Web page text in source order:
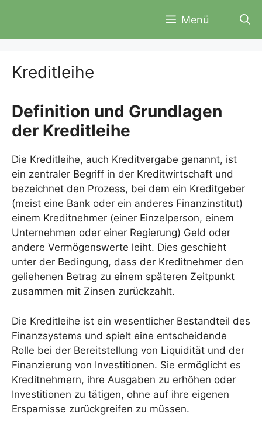
Menü
Kreditleihe
Definition und Grundlagen
der Kreditleihe
Die Kreditleihe, auch Kreditvergabe genannt, ist
ein zentraler Begriff in der Kreditwirtschaft und
bezeichnet den Prozess, bei dem ein Kreditgeber
(meist eine Bank oder ein anderes Finanzinstitut)
einem Kreditnehmer (einer Einzelperson, einem
Unternehmen oder einer Regierung) Geld oder
andere Vermögenswerte leiht. Dies geschieht
unter der Bedingung, dass der Kreditnehmer den
geliehenen Betrag zu einem späteren Zeitpunkt
zusammen mit Zinsen zurückzahlt.
Die Kreditleihe ist ein wesentlicher Bestandteil des
Finanzsystems und spielt eine entscheidende
Rolle bei der Bereitstellung von Liquidität und der
Finanzierung von Investitionen. Sie ermöglicht es
Kreditnehmern, ihre Ausgaben zu erhöhen oder
Investitionen zu tätigen, ohne auf ihre eigenen
Ersparnisse zurückgreifen zu müssen.